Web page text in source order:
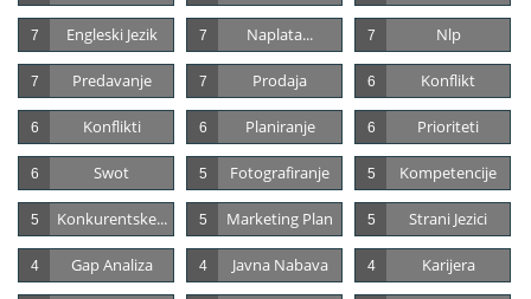
Engleski Jezik
7 Naplata...
7 Nlp
7
Predavanje
7 Prodaja
7 Konflikt
6
Konflikti
6 Planiranje
6 Prioriteti
6
Swot
6 Fotografiranje
5 Kompetencije
5
Konkurentske...
5 Marketing Plan
5 Strani Jezici
5
Gap Analiza
4 Javna Nabava
4 Karijera
4